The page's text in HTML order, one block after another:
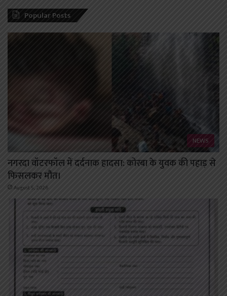
Popular Posts
NEWS
नगरदा वॉटरफॉल में दर्दनाक हादसा: कोरबा के युवक की पहाड़ से
फिसलकर मौत।
August 5, 2026